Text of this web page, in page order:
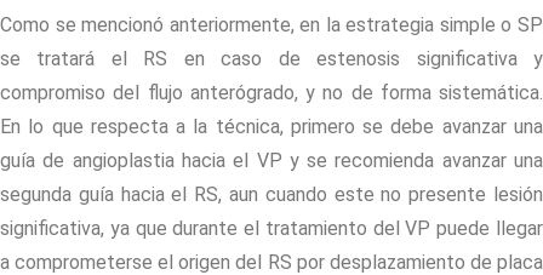
Como se mencionó anteriormente, en la estrategia simple o SP
se tratará el RS en caso de estenosis significativa y
compromiso del flujo anterógrado, y no de forma sistemática.
En lo que respecta a la técnica, primero se debe avanzar una
guía de angioplastia hacia el VP y se recomienda avanzar una
segunda guía hacia el RS, aun cuando este no presente lesión
significativa, ya que durante el tratamiento del VP puede llegar
a comprometerse el origen del RS por desplazamiento de placa